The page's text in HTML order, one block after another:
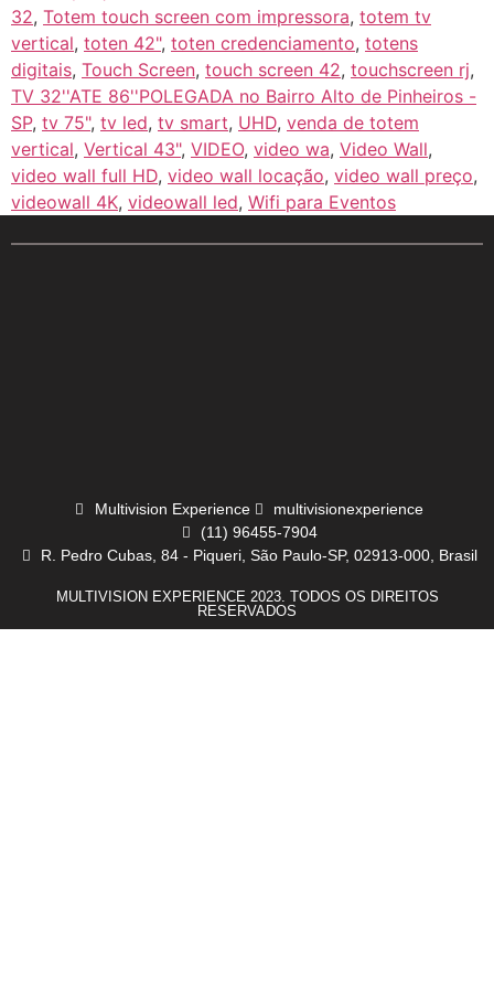
32, Totem touch screen com impressora, totem tv
vertical, toten 42", toten credenciamento, totens
digitais, Touch Screen, touch screen 42, touchscreen rj,
TV 32''ATE 86''POLEGADA no Bairro‎ Alto de Pinheiros‎ -
SP, tv 75", tv led, tv smart, UHD, venda de totem
vertical, Vertical 43", VIDEO, video wa, Video Wall,
video wall full HD, video wall locação, video wall preço,
videowall 4K, videowall led, Wifi para Eventos
Multivision Experience
multivisionexperience
(11) 96455-7904
R. Pedro Cubas, 84 - Piqueri, São Paulo-SP, 02913-000, Brasil
MULTIVISION EXPERIENCE 2023. TODOS OS DIREITOS
RESERVADOS